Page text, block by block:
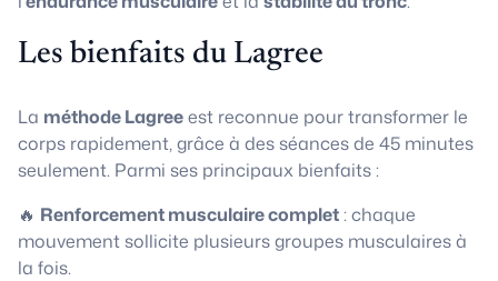
Les bienfaits du Lagree
La méthode Lagreeest reconnue pour transformer le
corps rapidement, grâce à des séances de 45 minutes
seulement. Parmi ses principaux bienfaits :
🔥 Renforcement musculaire complet: chaque
mouvement sollicite plusieurs groupes musculaires à
la fois.